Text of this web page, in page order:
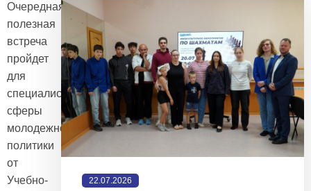
Очередная
полезная
встреча
пройдет
для
специалистов
сферы
молодежной
политики
от
Учебно-
22.07.2026